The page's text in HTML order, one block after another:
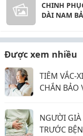
CHINH
DÀI NAM
Được xem nhiều
TIÊM VẮC-
CHẮN BẢO
NGƯỜI
TRƯỚC